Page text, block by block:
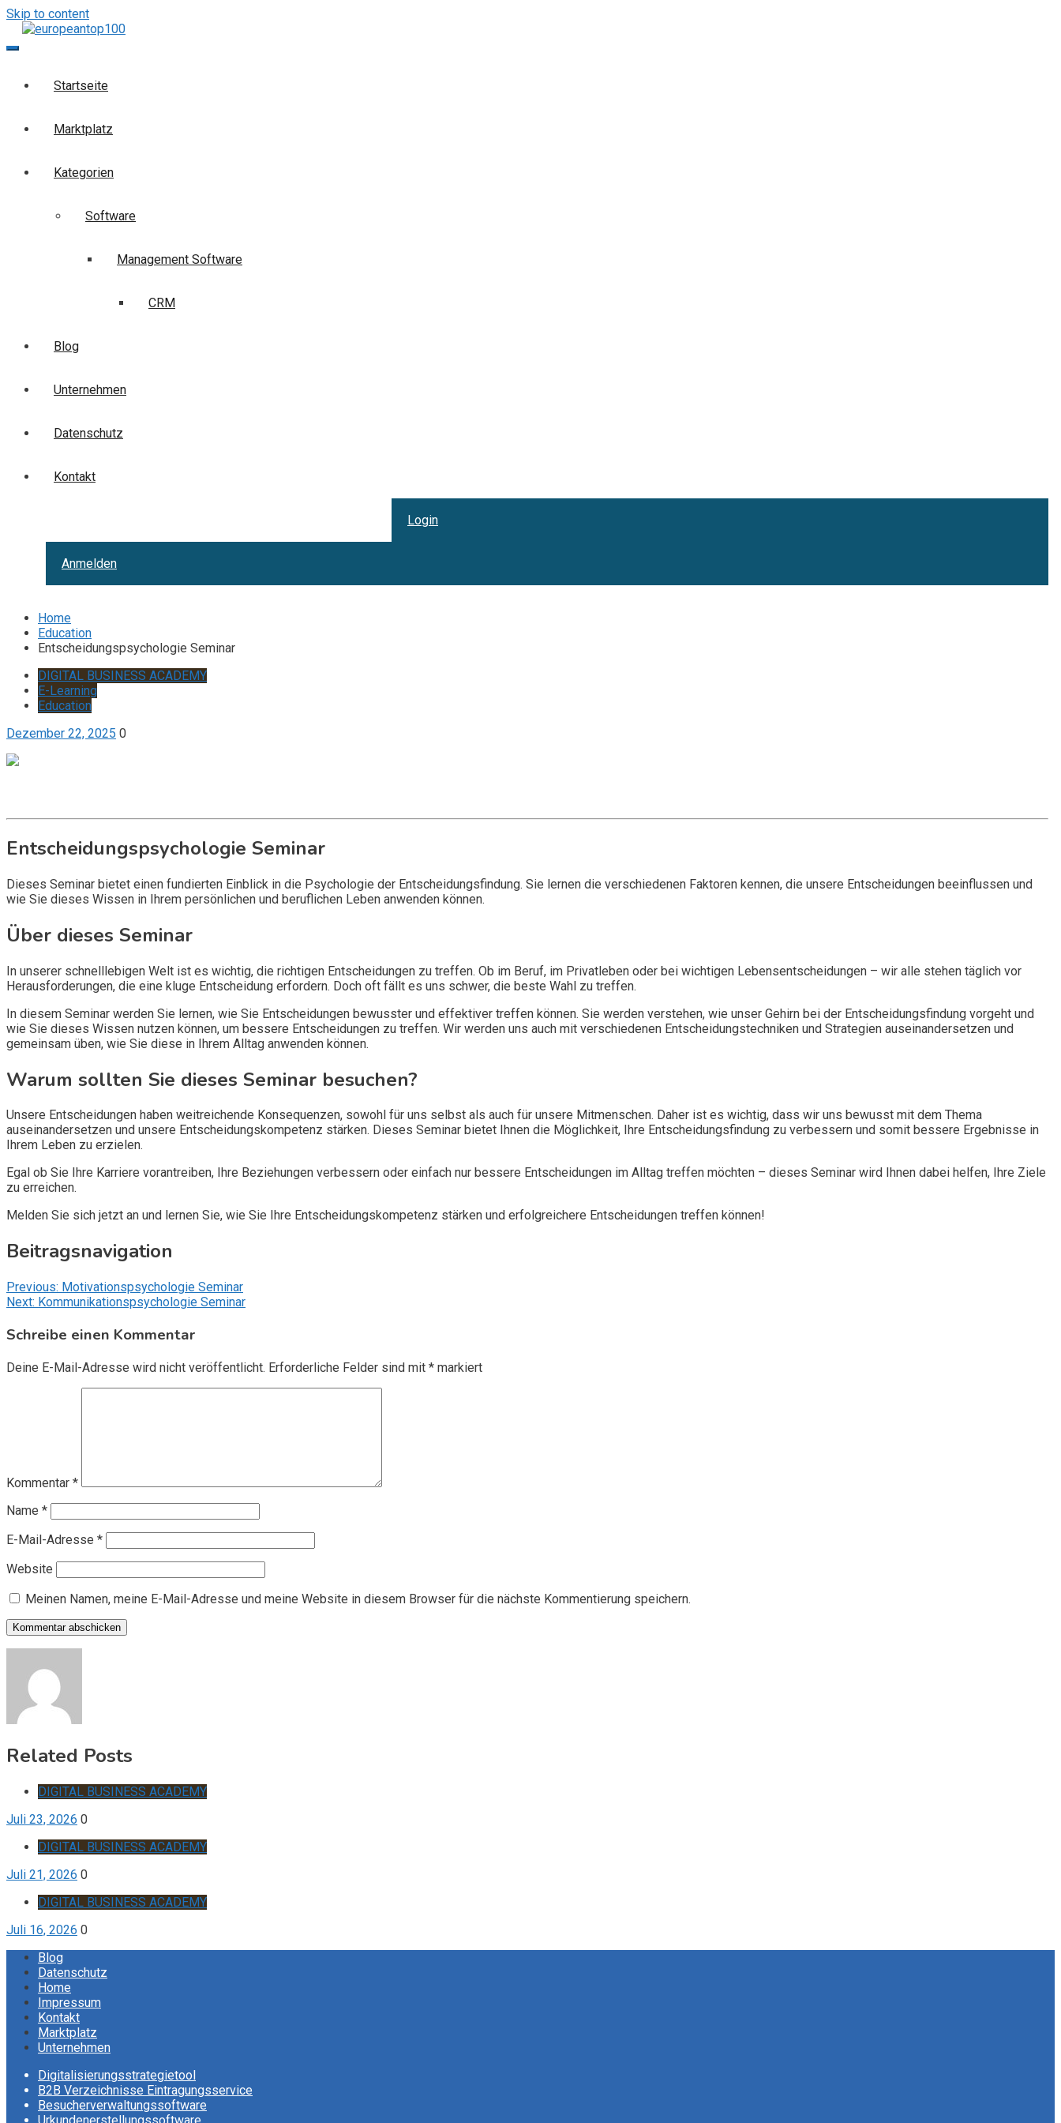
Skip to content
Startseite
Marktplatz
Kategorien
Software
Management Software
CRM
Blog
Unternehmen
Datenschutz
Kontakt
Login
Anmelden
Home
Education
Entscheidungspsychologie Seminar
DIGITAL BUSINESS ACADEMY
E-Learning
Education
Dezember 22, 2025 0
Entscheidungspsychologie Seminar
Dieses Seminar bietet einen fundierten Einblick in die Psychologie der Entscheidungsfindung. Sie lernen die verschiedenen Faktoren kennen, die unsere Entscheidungen beeinflussen und
wie Sie dieses Wissen in Ihrem persönlichen und beruflichen Leben anwenden können.
Über dieses Seminar
In unserer schnelllebigen Welt ist es wichtig, die richtigen Entscheidungen zu treffen. Ob im Beruf, im Privatleben oder bei wichtigen Lebensentscheidungen – wir alle stehen täglich vor
Herausforderungen, die eine kluge Entscheidung erfordern. Doch oft fällt es uns schwer, die beste Wahl zu treffen.
In diesem Seminar werden Sie lernen, wie Sie Entscheidungen bewusster und effektiver treffen können. Sie werden verstehen, wie unser Gehirn bei der Entscheidungsfindung vorgeht und
wie Sie dieses Wissen nutzen können, um bessere Entscheidungen zu treffen. Wir werden uns auch mit verschiedenen Entscheidungstechniken und Strategien auseinandersetzen und
gemeinsam üben, wie Sie diese in Ihrem Alltag anwenden können.
Warum sollten Sie dieses Seminar besuchen?
Unsere Entscheidungen haben weitreichende Konsequenzen, sowohl für uns selbst als auch für unsere Mitmenschen. Daher ist es wichtig, dass wir uns bewusst mit dem Thema
auseinandersetzen und unsere Entscheidungskompetenz stärken. Dieses Seminar bietet Ihnen die Möglichkeit, Ihre Entscheidungsfindung zu verbessern und somit bessere Ergebnisse in
Ihrem Leben zu erzielen.
Egal ob Sie Ihre Karriere vorantreiben, Ihre Beziehungen verbessern oder einfach nur bessere Entscheidungen im Alltag treffen möchten – dieses Seminar wird Ihnen dabei helfen, Ihre Ziele
zu erreichen.
Melden Sie sich jetzt an und lernen Sie, wie Sie Ihre Entscheidungskompetenz stärken und erfolgreichere Entscheidungen treffen können!
Beitragsnavigation
Previous: Motivationspsychologie Seminar
Next: Kommunikationspsychologie Seminar
Schreibe einen Kommentar
Deine E-Mail-Adresse wird nicht veröffentlicht. Erforderliche Felder sind mit * markiert
Kommentar *
Name *
E-Mail-Adresse *
Website
Meinen Namen, meine E-Mail-Adresse und meine Website in diesem Browser für die nächste Kommentierung speichern.
Related Posts
DIGITAL BUSINESS ACADEMY
Juli 23, 2026 0
DIGITAL BUSINESS ACADEMY
Juli 21, 2026 0
DIGITAL BUSINESS ACADEMY
Juli 16, 2026 0
Blog
Datenschutz
Home
Impressum
Kontakt
Marktplatz
Unternehmen
Digitalisierungsstrategietool
B2B Verzeichnisse Eintragungsservice
Besucherverwaltungssoftware
Urkundenerstellungssoftware